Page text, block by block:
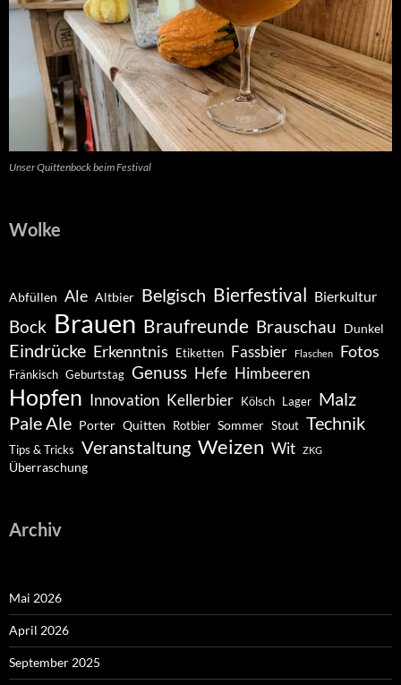
Unser Quittenbock beim Festival
Wolke
Abfüllen Ale Altbier Belgisch Bierfestival Bierkultur
Bock Brauen Braufreunde Brauschau Dunkel
Eindrücke Erkenntnis Etiketten Fassbier Flaschen Fotos
Fränkisch Geburtstag Genuss Hefe Himbeeren
Hopfen Innovation Kellerbier Kölsch Lager Malz
Pale Ale Porter Quitten Rotbier Sommer Stout Technik
Tips & Tricks Veranstaltung Weizen Wit ZKG
Überraschung
Archiv
Mai 2026
April 2026
September 2025